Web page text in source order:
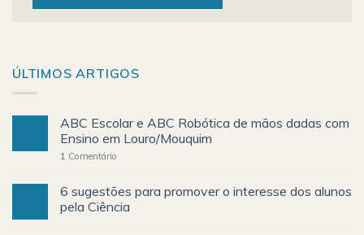
ÚLTIMOS ARTIGOS
ABC Escolar e ABC Robótica de mãos dadas com
Ensino em Louro/Mouquim
1 Comentário
6 sugestões para promover o interesse dos alunos
pela Ciência